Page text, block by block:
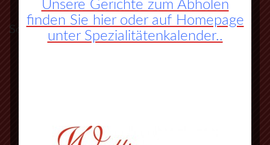
So finden Sie zu uns:
vorbei an Herbornseelbach und
Unsere Gerichte zum Abholen
finden Sie hier oder auf Homepage
unter Spezialitätenkalender..